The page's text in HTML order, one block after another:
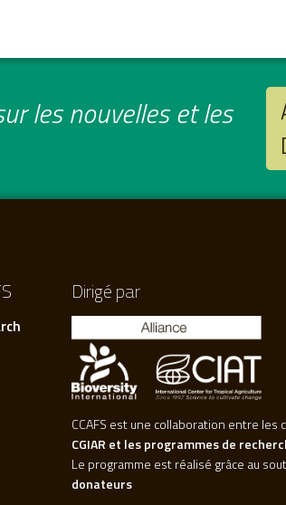
les nouvelles et les
Dirigé par
CCAFS est une collaboration entre les
CGIAR et les programmes de
Le programme est réalisé grâce au
donateurs